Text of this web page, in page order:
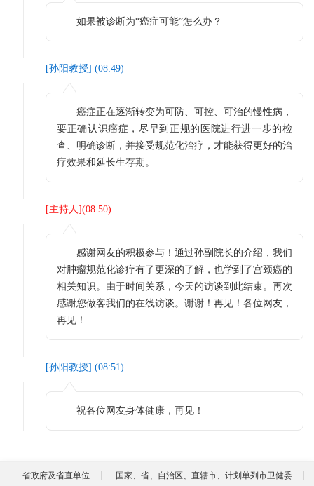
如果被诊断为“癌症可能”怎么办？
[孙阳教授] (08:49)
癌症正在逐渐转变为可防、可控、可治的慢性病，
要正确认识癌症，尽早到正规的医院进行进一步的检
查、明确诊断，并接受规范化治疗，才能获得更好的治
疗效果和延长生存期。
[主持人](08:50)
感谢网友的积极参与！通过孙副院长的介绍，我们
对肿瘤规范化诊疗有了更深的了解，也学到了宫颈癌的
相关知识。由于时间关系，今天的访谈到此结束。再次
感谢您做客我们的在线访谈。谢谢！再见！各位网友，
再见！
[孙阳教授] (08:51)
祝各位网友身体健康，再见！
省政府及省直单位 国家、省、自治区、直辖市、计划单列市卫健委